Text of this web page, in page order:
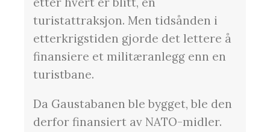
turistattraksjon. Men tidsånden i
etterkrigstiden gjorde det lettere å
finansiere et militæranlegg enn en
turistbane.
Da Gaustabanen ble bygget, ble den
derfor finansiert av NATO-midler.